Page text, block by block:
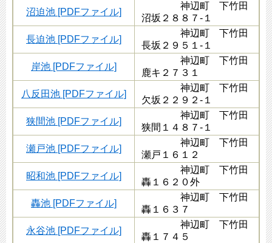
沼迫池 [PDFファイル]
神辺町 下竹田
沼坂２８８７-１
長迫池 [PDFファイル]
神辺町 下竹田
長坂２９５１-１
岸池 [PDFファイル]
神辺町 下竹田
鹿キ２７３１
八反田池 [PDFファイル]
神辺町 下竹田
欠坂２２９２-１
狭間池 [PDFファイル]
神辺町 下竹田
狭間１４８７-１
瀬戸池 [PDFファイル]
神辺町 下竹田
瀬戸１６１２
昭和池 [PDFファイル]
神辺町 下竹田
轟１６２０外
轟池 [PDFファイル]
神辺町 下竹田
轟１６３７
永谷池 [PDFファイル]
神辺町 下竹田
轟１７４５